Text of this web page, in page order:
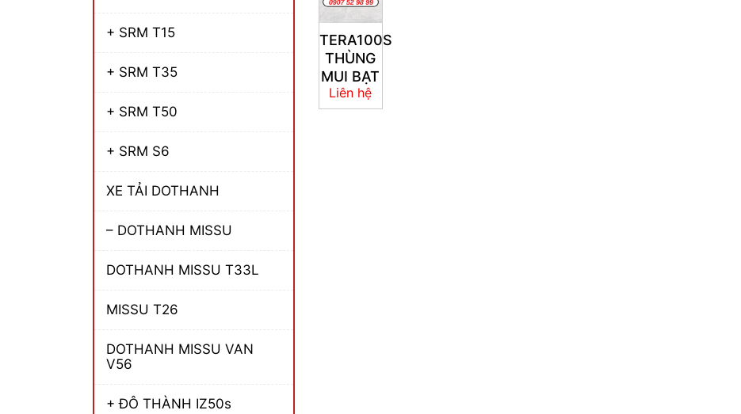
+ SRM T15
+ SRM T35
+ SRM T50
+ SRM S6
XE TẢI DOTHANH
– DOTHANH MISSU
DOTHANH MISSU T33L
MISSU T26
DOTHANH MISSU VAN
V56
+ ĐÔ THÀNH IZ50s
TERA100S
THÙNG
MUI BẠT
Liên hệ